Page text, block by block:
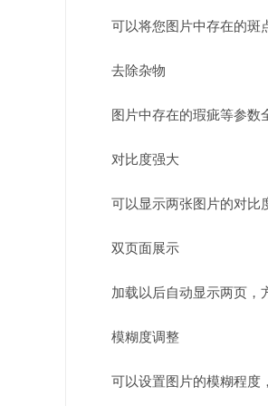
可以将您图片中存在的斑
去除杂物
图片中存在的瑕疵等参数
对比度强大
可以显示两张图片的对比
双页面展示
加载以后自动显示两页，
模糊度调整
可以设置图片的模糊程度